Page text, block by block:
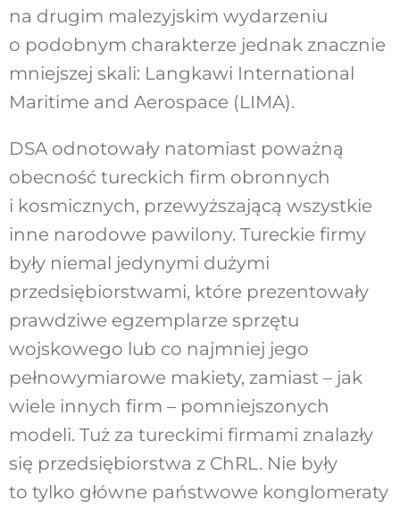
na drugim malezyjskim wydarzeniu
o podobnym charakterze jednak znacznie
mniejszej skali: Langkawi International
Maritime and Aerospace (LIMA).
DSA odnotowały natomiast poważną
obecność tureckich firm obronnych
i kosmicznych, przewyższającą wszystkie
inne narodowe pawilony. Tureckie firmy
były niemal jedynymi dużymi
przedsiębiorstwami, które prezentowały
prawdziwe egzemplarze sprzętu
wojskowego lub co najmniej jego
pełnowymiarowe makiety, zamiast – jak
wiele innych firm – pomniejszonych
modeli. Tuż za tureckimi firmami znalazły
się przedsiębiorstwa z ChRL. Nie były
to tylko główne państwowe konglomeraty